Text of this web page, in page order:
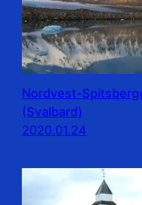
Nordvest-
(Svalbard)
2020.01.24